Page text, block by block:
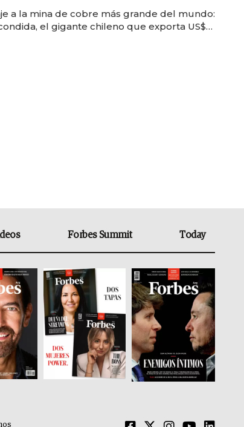
a la mina de cobre más grande del mundo:
el gigante chileno que exporta US$
Forbes Summit Today